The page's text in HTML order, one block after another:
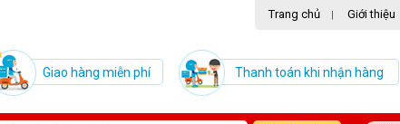
Trang chủ | Giới thiệu
Giao hàng miễn phí Thanh toán khi nhận hàng